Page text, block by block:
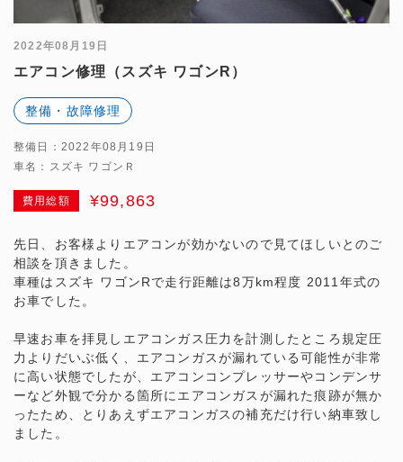
2022年08月19日
エアコン修理（スズキ ワゴンR）
整備・故障修理
整備日：2022年08月19日
車名：スズキ ワゴンＲ
費用総額 ¥99,863
先日、お客様よりエアコンが効かないので見てほしいとのご
相談を頂きました。
車種はスズキ ワゴンRで走行距離は8万km程度 2011年式の
お車でした。
早速お車を拝見しエアコンガス圧力を計測したところ規定圧
力よりだいぶ低く、エアコンガスが漏れている可能性が非常
に高い状態でしたが、エアコンコンプレッサーやコンデンサ
ーなど外観で分かる箇所にエアコンガスが漏れた痕跡が無か
ったため、とりあえずエアコンガスの補充だけ行い納車致し
ました。